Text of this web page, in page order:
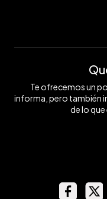
Te ofrecemos un
informa, pero también
de lo que